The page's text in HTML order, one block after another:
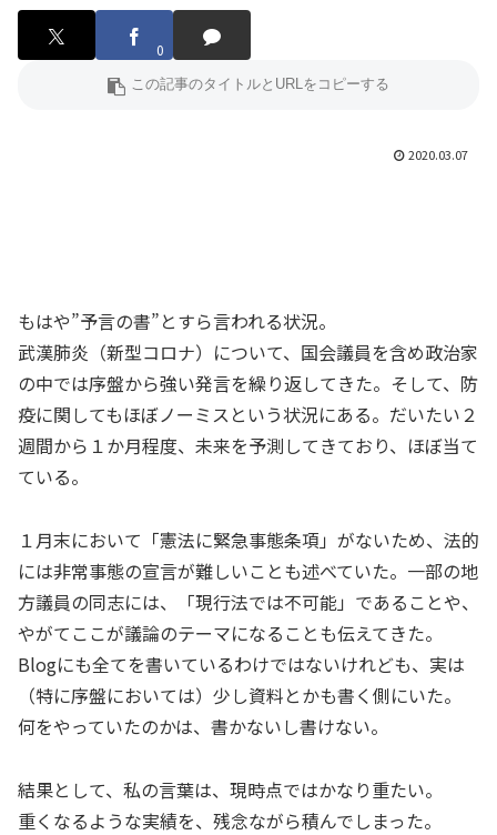
0
2020.03.07
もはや”予言の書”とすら言われる状況。
武漢肺炎（新型コロナ）について、国会議員を含め政治家
の中では序盤から強い発言を繰り返してきた。そして、防
疫に関してもほぼノーミスという状況にある。だいたい２
週間から１か月程度、未来を予測してきており、ほぼ当て
ている。
１月末において「憲法に緊急事態条項」がないため、法的
には非常事態の宣言が難しいことも述べていた。一部の地
方議員の同志には、「現行法では不可能」であることや、
やがてここが議論のテーマになることも伝えてきた。
Blogにも全てを書いているわけではないけれども、実は
（特に序盤においては）少し資料とかも書く側にいた。
何をやっていたのかは、書かないし書けない。
結果として、私の言葉は、現時点ではかなり重たい。
重くなるような実績を、残念ながら積んでしまった。